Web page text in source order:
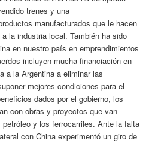
trenes y una
manufacturados que le hacen
la industria local. También ha sido
en nuestro país en emprendimientos
incluyen mucha financiación en
a la Argentina a eliminar las
mejores condiciones para el
dados por el gobierno, los
con obras y proyectos que van
y los ferrocarriles. Ante la falta
con China experimentó un giro de